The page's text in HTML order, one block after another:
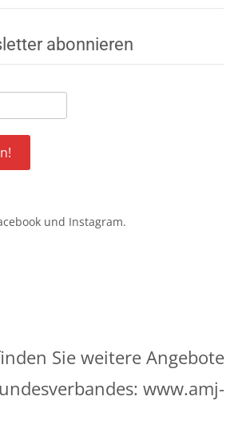
abonnieren
und Instagram.
Sie weitere Angebote
www.amj-